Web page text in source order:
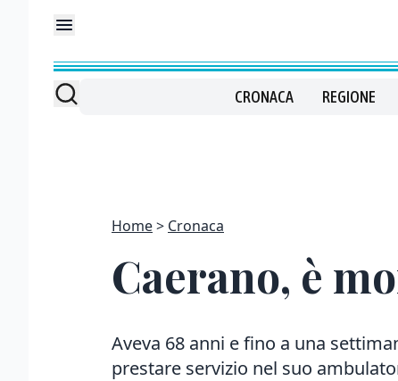
CRONACA REGIONE
Home Cronaca
Caerano, è
Aveva 68 anni e fino a una
prestare servizio nel suo